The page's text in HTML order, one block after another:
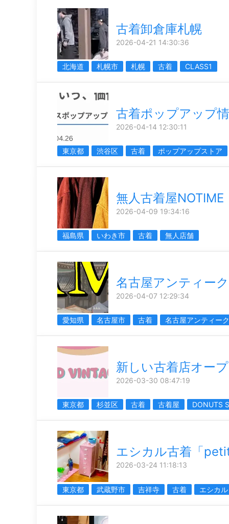
古着卸倉庫札幌
2026-04-21 14:30:36
北海道 札幌市 札幌 古着 CLASS1
古着ポップアップ
2026-04-14 12:30:11
東京都 渋谷区 古着 ポップアップストア
無人古着屋NOTIME
2026-04-09 19:34:16
福島県 いわき市 古着 無人店舗
名古屋アンティーク
2026-04-07 12:29:34
愛知県 名古屋市 古着 名古屋アンティー
新しい古着店オー
2026-03-30 08:47:19
東京都 杉並区 古着 古着屋 DONUTS
エシカル古着「
2026-03-24 11:18:13
東京都 武蔵野市 吉祥寺 古着 エシカル